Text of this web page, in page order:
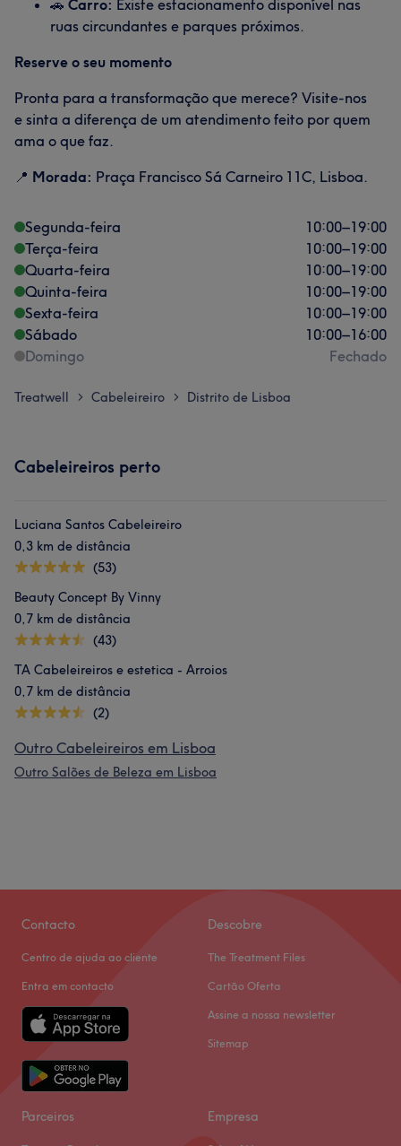
🚗 Carro: Existe estacionamento disponível nas
ruas circundantes e parques próximos.
Reserve o seu momento
Pronta para a transformação que merece? Visite-nos
e sinta a diferença de um atendimento feito por quem
ama o que faz.
📍 Morada: Praça Francisco Sá Carneiro 11C, Lisboa.
Segunda-feira 10:00–19:00
Terça-feira
10:00–19:00
Quarta-feira
10:00–19:00
Quinta-feira
10:00–19:00
Sexta-feira
10:00–19:00
Sábado
10:00–16:00
Domingo
Fechado
Treatwell > Cabeleireiro > Distrito de Lisboa
Cabeleireiros perto
Luciana Santos Cabeleireiro
0,3 km de distância
(53)
Beauty Concept By Vinny
0,7 km de distância
(43)
TA Cabeleireiros e estetica - Arroios
0,7 km de distância
(2)
Outro Cabeleireiros em Lisboa
Outro Salões de Beleza em Lisboa
Contacto
Centro de ajuda ao cliente
Entra em contacto
Descobre
The Treatment Files
Cartão Oferta
Assine a nossa newsletter
Sitemap
Parceiros Empresa